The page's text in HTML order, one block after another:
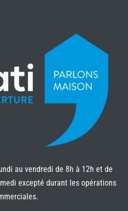
au vendredi de 8h à 12h et de
excepté durant les opérations